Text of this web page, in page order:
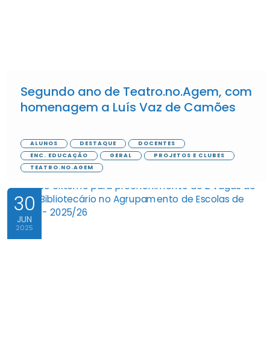
Segundo ano de Teatro.no.Agem, com
homenagem a Luís Vaz de Camões
ALUNOS DESTAQUE
DOCENTES
ENC. EDUCAÇÃO
GERAL
PROJETOS E CLUBES
TEATRO.NO.AGEM
30
JUN
2025